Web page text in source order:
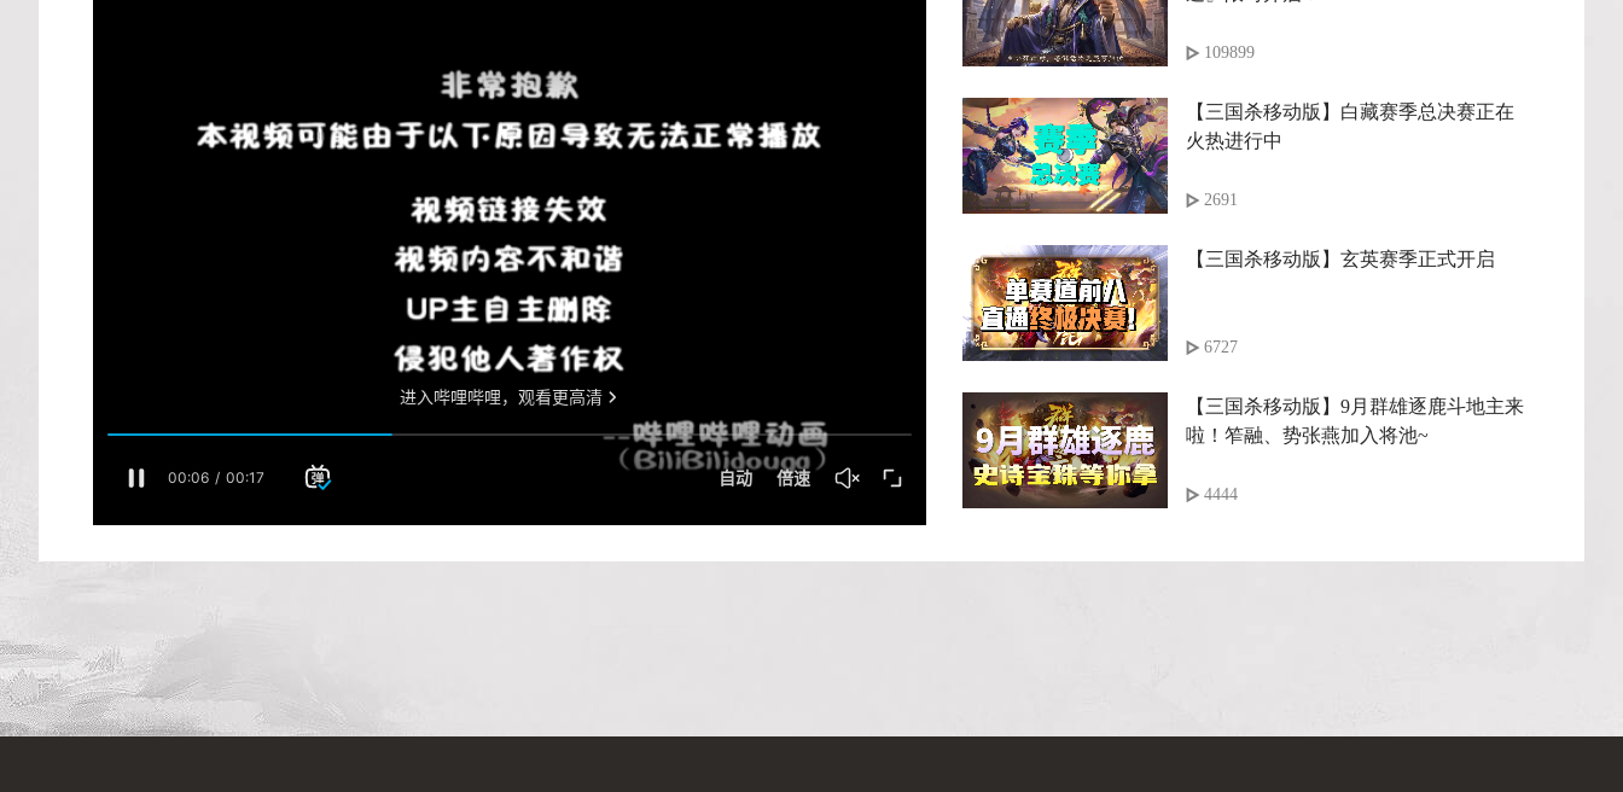
109899
【三国杀移动版】白藏赛季总决赛正在
火热进行中
2691
【三国杀移动版】玄英赛季正式开启
6727
【三国杀移动版】9月群雄逐鹿斗地主来
啦！笮融、势张燕加入将池~
4444